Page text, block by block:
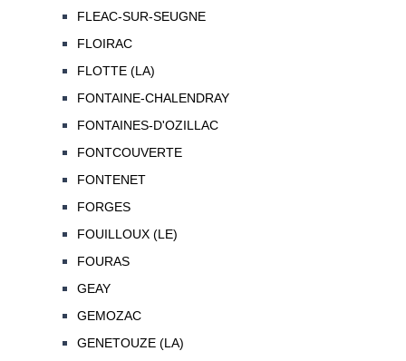
FLEAC-SUR-SEUGNE
FLOIRAC
FLOTTE (LA)
FONTAINE-CHALENDRAY
FONTAINES-D'OZILLAC
FONTCOUVERTE
FONTENET
FORGES
FOUILLOUX (LE)
FOURAS
GEAY
GEMOZAC
GENETOUZE (LA)